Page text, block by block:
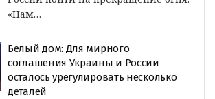
«Нам…
Белый дом: Для мирного
соглашения Украины и России
осталось урегулировать несколько
деталей